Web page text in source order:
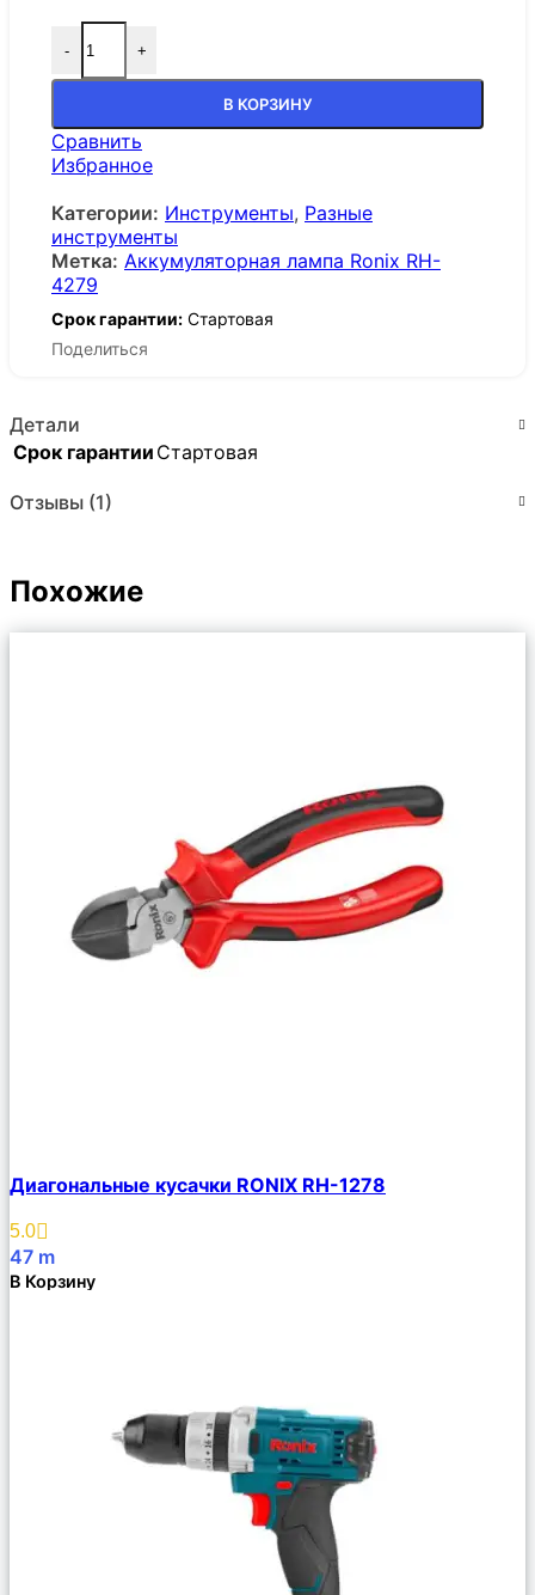
- +
В КОРЗИНУ
Сравнить
Избранное
Категории: Инструменты, Разные
инструменты
Метка: Аккумуляторная лампа Ronix RH-
4279
Срок гарантии: Стартовая
Поделиться
Детали
Срок гарантии Стартовая
Отзывы (1)
Похожие
Описание
Избранное
Диагональные кусачки RONIX RH-1278
5.0
47 m
В Корзину